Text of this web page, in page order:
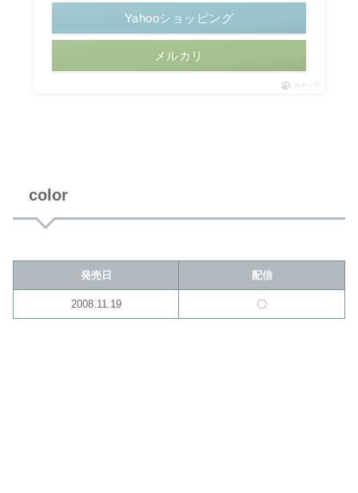
Yahooショッピング
メルカリ
ポチップ
color
発売日 配信
2008.11.19 〇